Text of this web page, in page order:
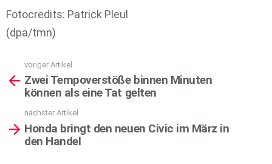
Fotocredits: Patrick Pleul
(dpa/tmn)
more
voriger Artikel
Zwei Tempoverstöße binnen Minuten
können als eine Tat gelten
nächster Artikel
Honda bringt den neuen Civic im März in
den Handel